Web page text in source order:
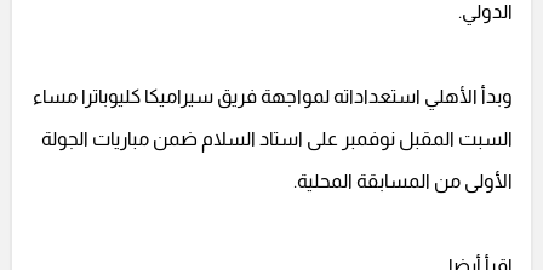
الدولي.
وبدأ الأهلي استعداداته لمواجهة فريق سيراميكا كليوباترا مساء
السبت المقبل نوفمبر على استاد السلام ضمن مباريات الجولة
الأولى من المسابقة المحلية.